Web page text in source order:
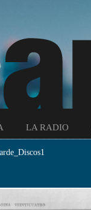
LA RADIO